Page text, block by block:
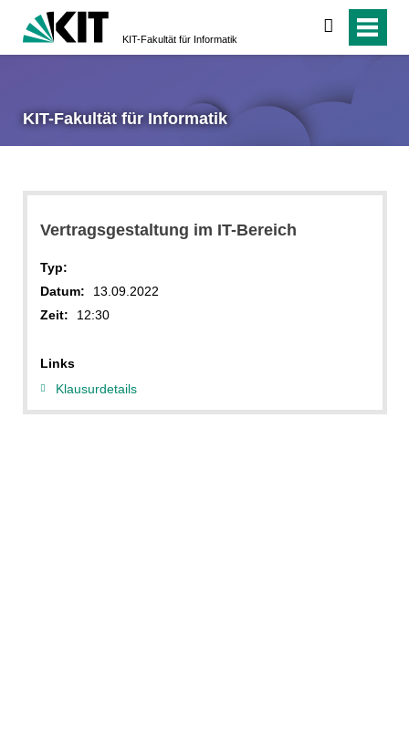
KIT-Fakultät für Informatik
suchen
KIT-Fakultät für Informatik
Vertragsgestaltung im IT-Bereich
Typ:
Datum:
13.09.2022
Zeit:
12:30
Links
Klausurdetails